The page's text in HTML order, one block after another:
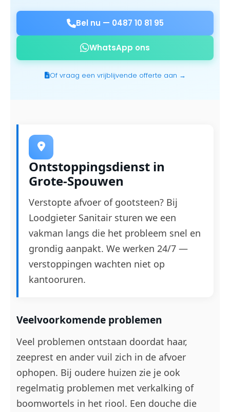
Bel nu — 0487 10 81 95
WhatsApp ons
Of vraag een vrijblijvende offerte aan →
Ontstoppingsdienst in
Grote-Spouwen
Verstopte afvoer of gootsteen? Bij
Loodgieter Sanitair sturen we een
vakman langs die het probleem snel en
grondig aanpakt. We werken 24/7 —
verstoppingen wachten niet op
kantooruren.
Veelvoorkomende problemen
Veel problemen ontstaan doordat haar,
zeeprest en ander vuil zich in de afvoer
ophopen. Bij oudere huizen zie je ook
regelmatig problemen met verkalking of
boomwortels in het riool. Een douche die